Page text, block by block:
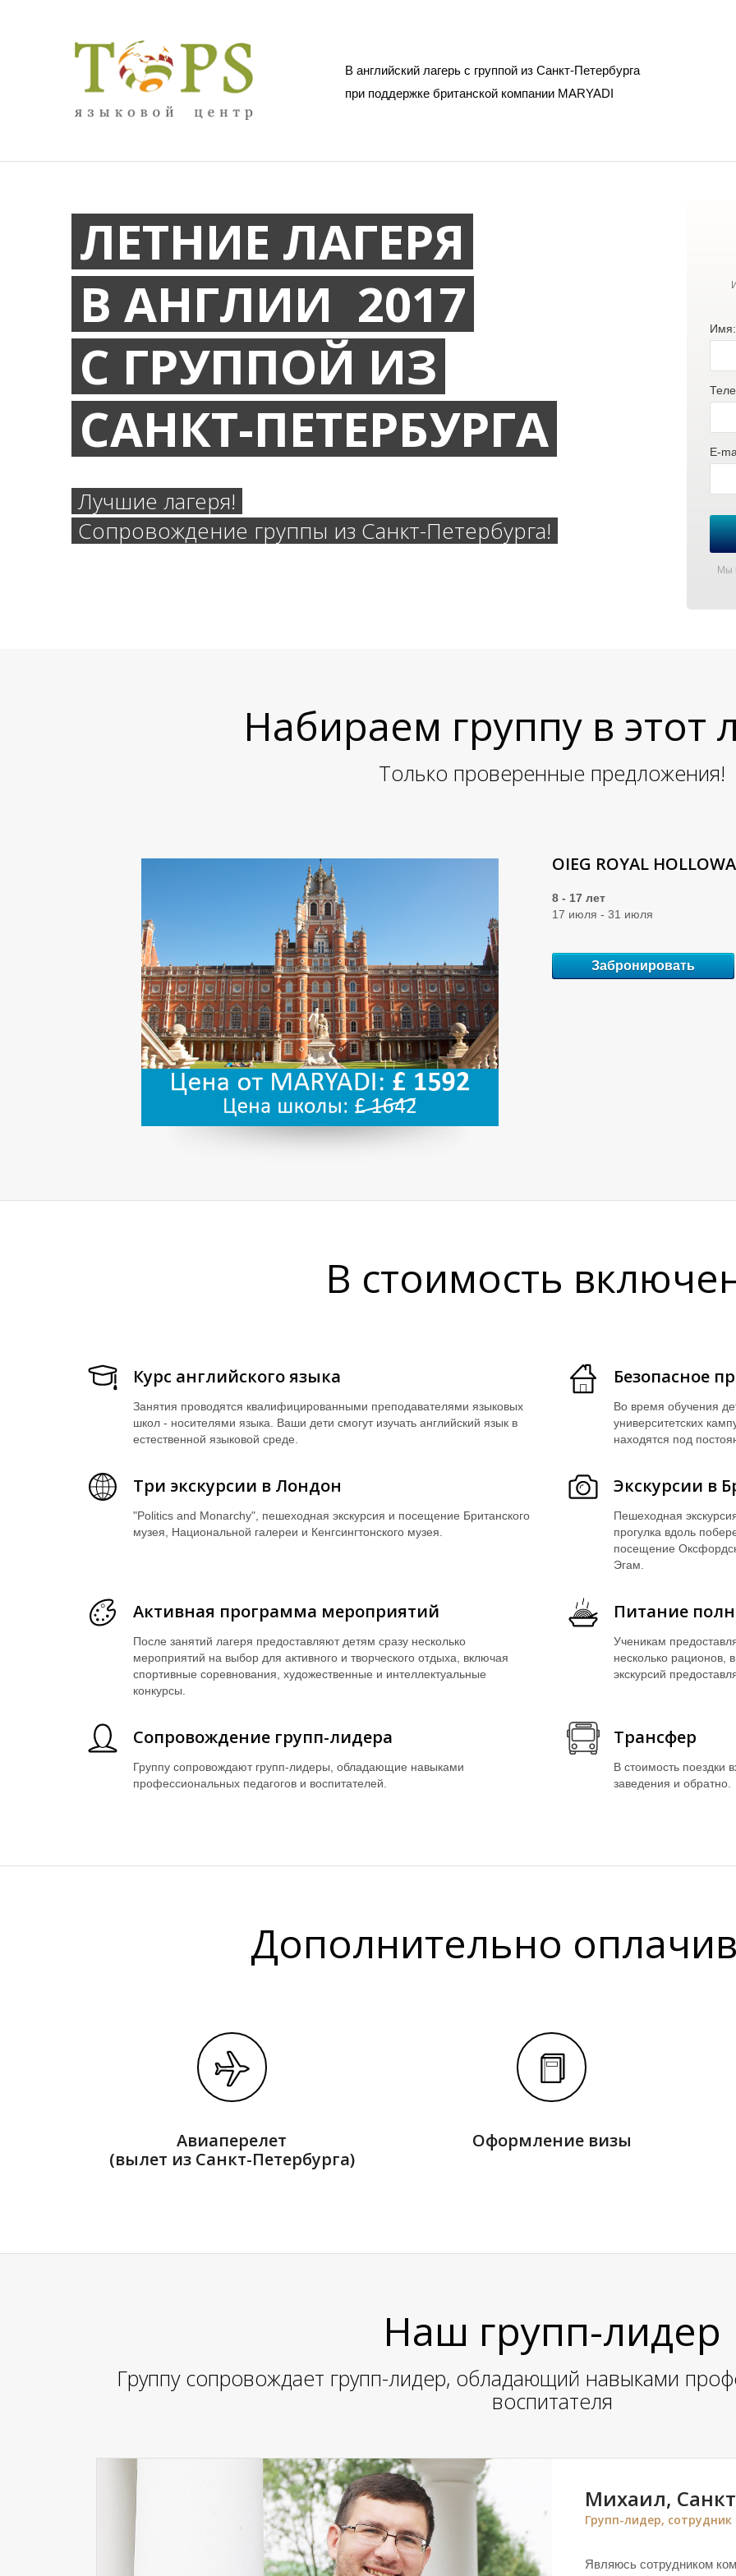
В английский лагерь с группой из Санкт-Петербурга
при поддержке британской компании MARYADI
ЛЕТНИЕ ЛАГЕРЯ
В АНГЛИИ 2017
С ГРУППОЙ ИЗ
САНКТ-ПЕТЕРБУРГА
Лучшие лагеря!
Сопровождение группы из Санкт-Петербурга!
Имя:
E-
Мы
Набираем группу в этот
Только проверенные предложения!
OIEG ROYAL
8 - 17 лет
17 июля - 31 июля
Забронировать
В стоимость
Курс английского языка
Занятия проводятся квалифицированными преподавателями языковых
школ - носителями языка. Ваши дети смогут изучать английский язык в
естественной языковой среде.
Безопасное
Во время обучения
университетских
находятся под
Три экскурсии в Лондон
"Politics and Monarchy", пешеходная экскурсия и посещение Британского
музея, Национальной галереи и Кенгсингтонского музея.
Экскурсии в
Пешеходная
прогулка вдоль
посещение
Эгам.
Активная программа мероприятий
После занятий лагеря предоставляют детям сразу несколько
мероприятий на выбор для активного и творческого отдыха, включая
спортивные соревнования, художественные и интеллектуальные
конкурсы.
Питание
Ученикам
несколько рационов,
экскурсий
Сопровождение групп-лидера
Группу сопровождают групп-лидеры, обладающие навыками
профессиональных педагогов и воспитателей.
Трансфер
В стоимость поездки
заведения и обратно.
Дополнительно
Авиаперелет
(вылет из Санкт-Петербурга)
Оформление визы
Наш групп-лидер
Группу сопровождает групп-лидер, обладающий навыками
воспитателя
Михаил,
Групп-лидер, сотрудник
Являюсь сотрудником